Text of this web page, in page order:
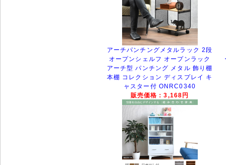
アーチパンチングメタルラック 2段
オープンシェルフ オープンラック
アーチ型 パンチング メタル 飾り棚
本棚 コレクション ディスプレイ キ
ャスター付 ONRC0340
販売価格：3,168円